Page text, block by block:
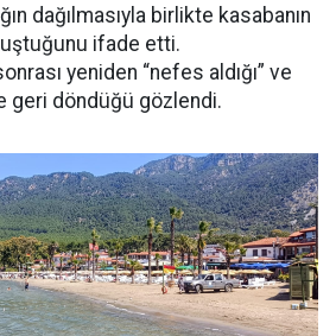
dağılmasıyla birlikte kasabanın
ifade etti.
yeniden “nefes aldığı” ve
geri döndüğü gözlendi.